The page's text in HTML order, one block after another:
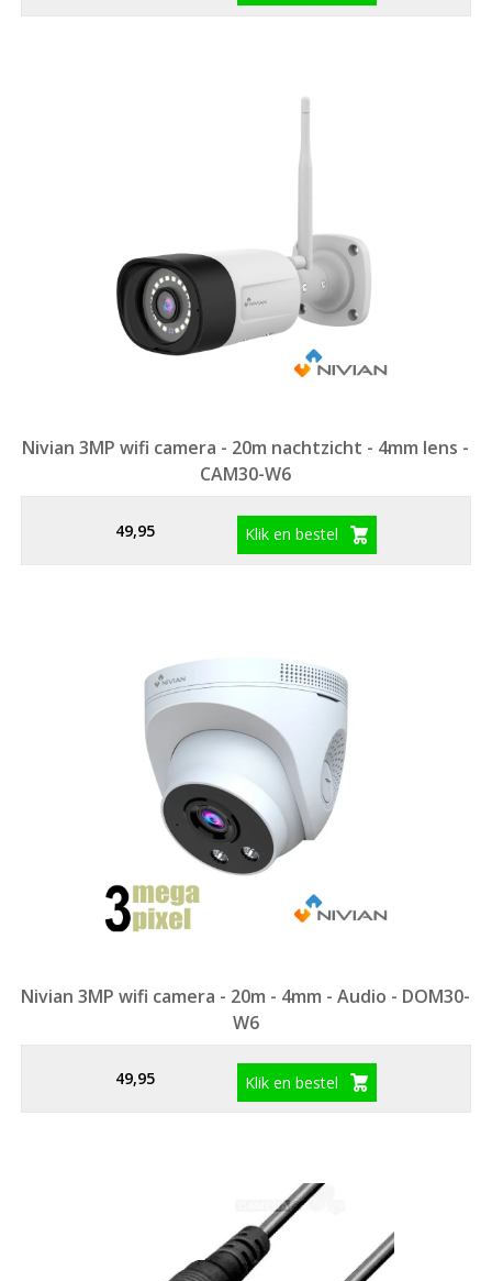
Nivian 3MP wifi camera - 20m nachtzicht - 4mm lens -
CAM30-W6
49,95 Klik en bestel
Nivian 3MP wifi camera - 20m - 4mm - Audio - DOM30-
W6
49,95 Klik en bestel